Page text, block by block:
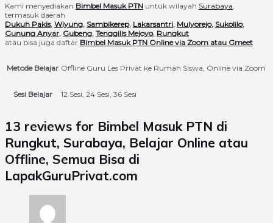
Kami menyediakan Bimbel Masuk PTN untuk wilayah Surabaya
termasuk daerah
Dukuh Pakis, Wiyung, Sambikerep, Lakarsantri, Mulyorejo, Sukolilo,
Gunung Anyar, Gubeng, Tenggilis Mejoyo, Rungkut
atau bisa juga daftar Bimbel Masuk PTN Online via Zoom atau Gmeet
Metode Belajar Offline Guru Les Privat ke Rumah Siswa, Online via Zoom
Sesi Belajar 12 Sesi, 24 Sesi, 36 Sesi
13 reviews for Bimbel Masuk PTN di
Rungkut, Surabaya, Belajar Online atau
Offline, Semua Bisa di
LapakGuruPrivat.com